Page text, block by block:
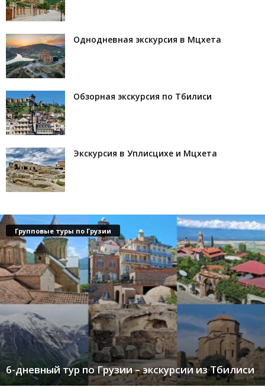
Однодневная экскурсия в Мцхета
Обзорная экскурсия по Тбилиси
Экскурсия в Уплисцихе и Мцхета
Групповые туры по Грузии
6-дневный тур по Грузии – экскурсии из Тбилиси